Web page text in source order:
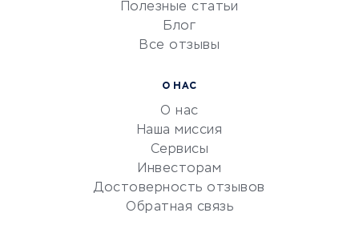
УСЛУГИ ДЛЯ БИЗНЕСА
документооборот
Юридические компании
Полезные статьи
Блог
Все отзывы
О НАС
О нас
Наша миссия
Сервисы
Инвесторам
Достоверность отзывов
Обратная связь